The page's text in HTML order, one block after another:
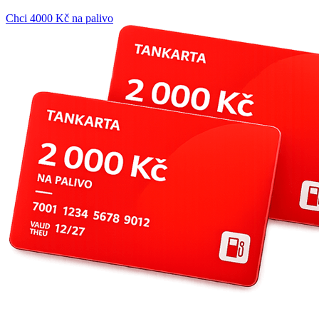
Chci 4000 Kč na palivo